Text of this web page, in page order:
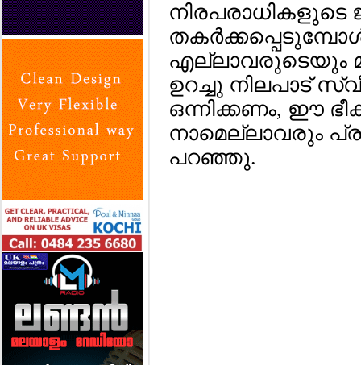
നിരപരാധികളുടെ
എല്ലാവരുടെയും
ഉറച്ചു നിലപാട്
ഒന്നിക്കണം, ഈ
നാമെല്ലാവരും
പറഞ്ഞു.